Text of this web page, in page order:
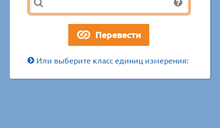
Или выберите класс единиц измерения: